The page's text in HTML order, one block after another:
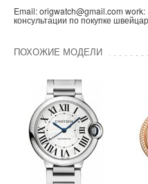
Email: origwatch@gmail.com
консультации по покупке
ПОХОЖИЕ МОДЕЛИ